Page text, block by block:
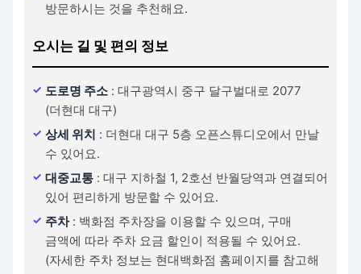
방문하시는 것을 추천해요.
오시는 길 및 편의 정보
도로명 주소 : 대구광역시 중구 달구벌대로 2077
(더현대 대구)
상세 위치 : 더현대 대구 5층 오픈스튜디오에서 만날
수 있어요.
대중교통 : 대구 지하철 1, 2호선 반월당역과 연결되어
있어 편리하게 방문할 수 있어요.
주차 : 백화점 주차장을 이용할 수 있으며, 구매
금액에 따라 주차 요금 할인이 적용될 수 있어요.
(자세한 주차 정보는 현대백화점 홈페이지를 참고해